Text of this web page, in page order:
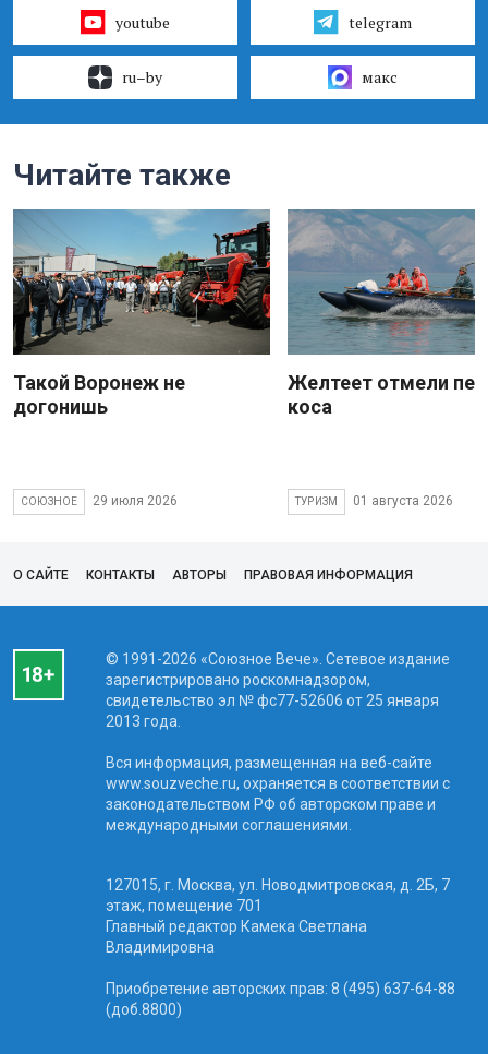
youtube telegram
ru–by макс
Читайте также
Такой Воронеж не
догонишь
СОЮЗНОЕ 29 июля 2026
Желтеет отмели
коса
ТУРИЗМ 01 августа 2026
О САЙТЕ КОНТАКТЫ АВТОРЫ ПРАВОВАЯ ИНФОРМАЦИЯ
© 1991-2026 «Союзное Вече». Сетевое издание
зарегистрировано роскомнадзором,
свидетельство эл № фc77-52606 от 25 января
2013 года.
Вся информация, размещенная на веб-сайте
www.souzveche.ru, охраняется в соответствии с
законодательством РФ об авторском праве и
международными соглашениями.
127015, г. Москва, ул. Новодмитровская, д. 2Б, 7
этаж, помещение 701
Главный редактор Камека Светлана
Владимировна
Приобретение авторских прав: 8 (495) 637-64-88
(доб.8800)